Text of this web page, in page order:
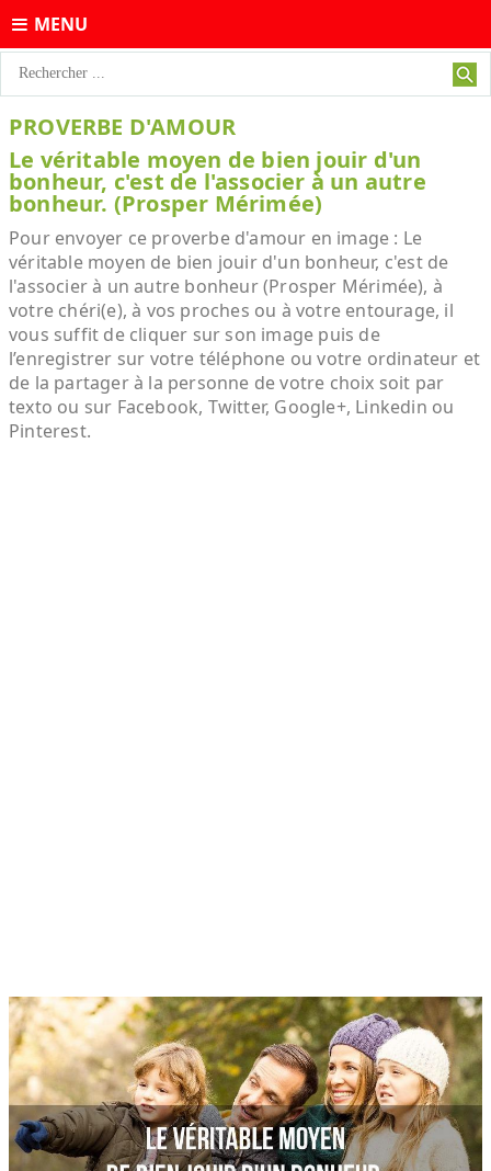
MENU
PROVERBE D'AMOUR
Le véritable moyen de bien jouir d'un
bonheur, c'est de l'associer à un autre
bonheur. (Prosper Mérimée)
Pour envoyer ce proverbe d'amour en image : Le
véritable moyen de bien jouir d'un bonheur, c'est de
l'associer à un autre bonheur (Prosper Mérimée), à
votre chéri(e), à vos proches ou à votre entourage, il
vous suffit de cliquer sur son image puis de
l’enregistrer sur votre téléphone ou votre ordinateur et
de la partager à la personne de votre choix soit par
texto ou sur Facebook, Twitter, Google+, Linkedin ou
Pinterest.